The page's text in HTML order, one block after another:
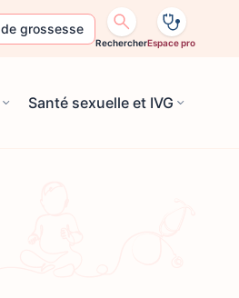
grossesse
RechercherEspace pro
Santé sexuelle et IVG